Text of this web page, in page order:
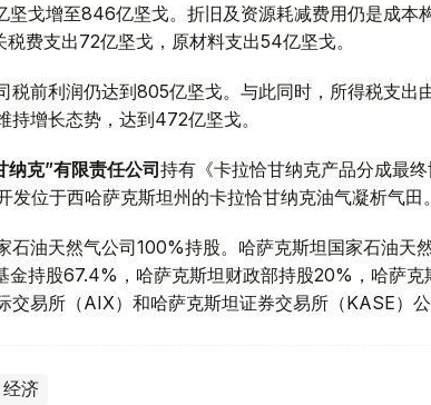
戈增至846亿坚戈。折旧及资源耗减费用仍是成本
费支出72亿坚戈，原材料支出54亿坚戈。
税前利润仍达到805亿坚戈。与此同时，所得税支出
持增长态势，达到472亿坚戈。
纳克”有限责任公司持有《卡拉恰甘纳克产品分成最
发位于西哈萨克斯坦州的卡拉恰甘纳克油气凝析气田。
石油天然气公司100%持股。哈萨克斯坦国家石油天
金持股67.4%，哈萨克斯坦财政部持股20%，哈萨克
交易所（AIX）和哈萨克斯坦证券交易所（KASE）公
经济